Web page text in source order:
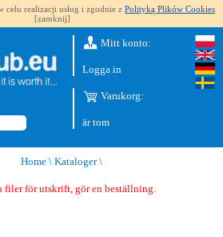
celu realizacji usług i zgodnie z Polityką Plików Cookies
[zamknij]
Mitt konto:
Logga in
Varukorg:
är tom
Home \ Kataloger\
filer för utskrift, gör en beställning.